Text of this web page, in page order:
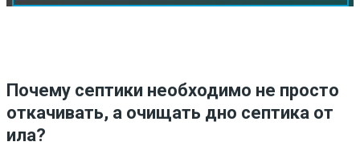
Почему септики необходимо не просто
откачивать, а очищать дно септика от
ила?